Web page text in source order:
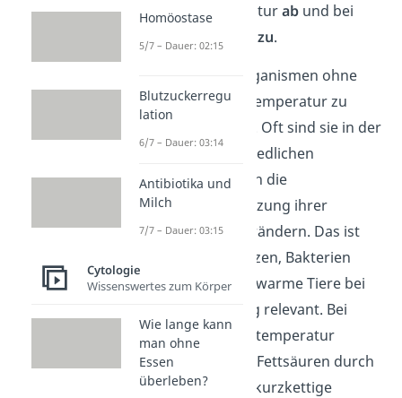
beikalterTemperaturab und bei
hoher
Temperaturzu.
Dies würde bei Organismen ohne
konstante Körpertemperatur zu
Problemen führen. Oft sind sie in der
Lage, bei unterschiedlichen
Temperaturen auch die
Lipidzusammensetzung ihrer
Membranen zu verändern. Das ist
vor allem für Pflanzen, Bakterien
oder auch wechselwarme Tiere bei
der Überwinterung relevant. Bei
kalter Umgebungstemperatur
werden gesättigte Fettsäuren durch
ungesättigte bzw. kurzkettige
Homöostase
5/7 – Dauer: 02:15
Blutzuckerregu
lation
6/7 – Dauer: 03:14
Antibiotika und
Milch
7/7 – Dauer: 03:15
Cytologie
Wissenswertes zum Körper
Wie lange kann
man ohne
Essen
überleben?